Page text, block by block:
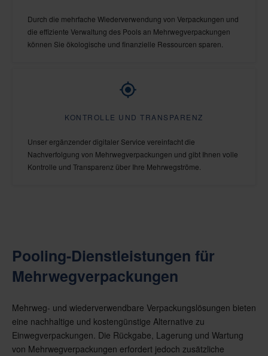
Durch die mehrfache Wiederverwendung von Verpackungen und
die effiziente Verwaltung des Pools an Mehrwegverpackungen
können Sie ökologische und finanzielle Ressourcen sparen.
KONTROLLE UND TRANSPARENZ
Unser ergänzender digitaler Service vereinfacht die
Nachverfolgung von Mehrwegverpackungen und gibt Ihnen volle
Kontrolle und Transparenz über Ihre Mehrwegströme.
Pooling-Dienstleistungen für
Mehrwegverpackungen
Mehrweg- und wiederverwendbare Verpackungslösungen bieten
eine nachhaltige und kostengünstige Alternative zu
Einwegverpackungen. Die Rückgabe, Lagerung und Wartung
von Mehrwegverpackungen erfordert jedoch zusätzliche